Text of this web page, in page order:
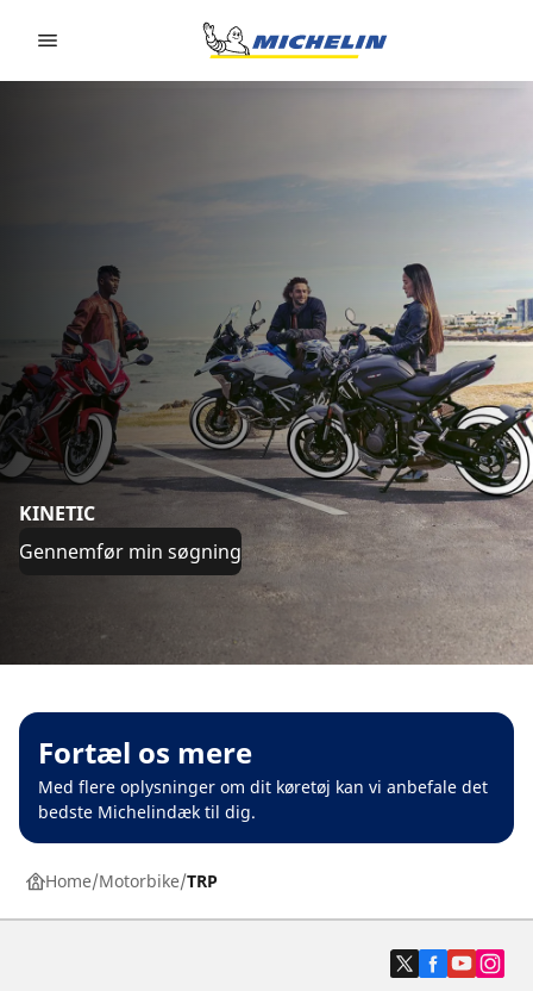
KINETIC
Gennemfør min søgning
Fortæl os mere
Med flere oplysninger om dit køretøj kan vi anbefale det
bedste Michelindæk til dig.
Home Motorbike TRP